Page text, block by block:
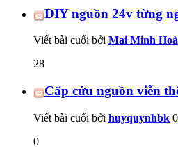
DIY nguồn 24v từng
Viết bài cuối bởi Mai Minh
28
Cấp cứu nguồn viễn
Viết bài cuối bởi huyquynhbk
0